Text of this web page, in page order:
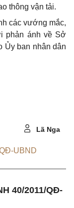
thông vận tải.
các vướng mắc,
phản ánh về Sở
Ủy ban nhân dân
Lã Nga
UBND
40/2011/QĐ-